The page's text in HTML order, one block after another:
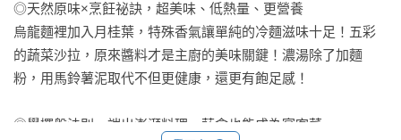
◎天然原味×烹飪祕訣，超美味、低熱量、更營養
烏龍麵裡加入月桂葉，特殊香氣讓單純的冷麵滋味十足！五彩
的蔬菜沙拉，原來醬料才是主廚的美味關鍵！濃湯除了加麵
粉，用馬鈴薯泥取代不但更健康，還更有飽足感！
◎學擺盤法則，端出澎湃料理，蔬食也能成為宴客菜